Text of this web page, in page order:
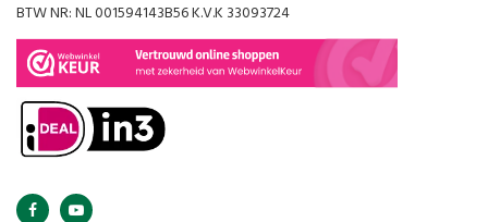
BTW NR: NL 001594143B56 K.V.K 33093724